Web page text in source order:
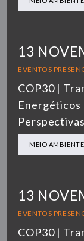
13
EVENTOS
COP30 |
Energéticos
MEIO AMBIENTE
13
EVENTOS
COP30 |